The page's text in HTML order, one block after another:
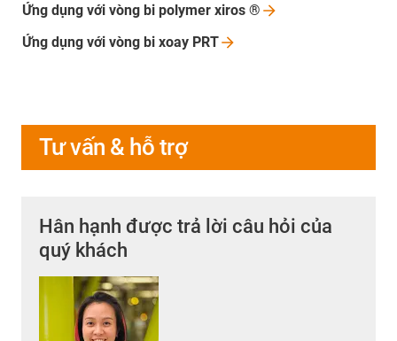
Ứng dụng với vòng bi polymer xiros ®
Ứng dụng với vòng bi xoay PRT
Tư vấn & hỗ trợ
Hân hạnh được trả lời câu hỏi của
quý khách